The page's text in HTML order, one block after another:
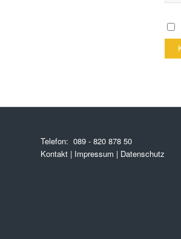
Telefon: 089 - 820 878 50
Kontakt | Impressum | Datenschutz